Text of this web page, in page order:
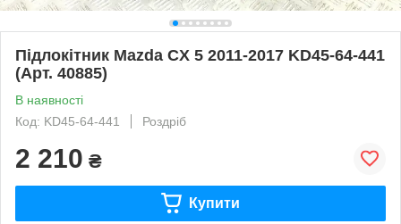
Підлокітник Mazda CX 5 2011-2017 KD45-64-441
(Арт. 40885)
В наявності
Код: KD45-64-441
Роздріб
2 210 ₴
Купити